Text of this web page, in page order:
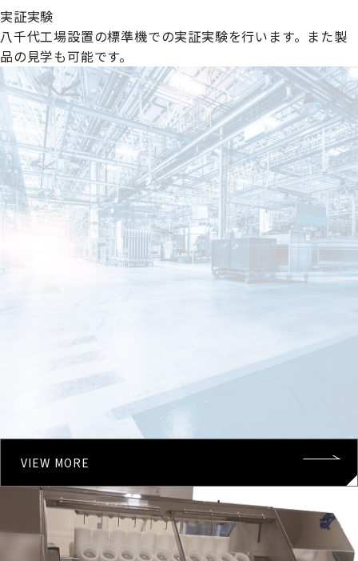
実証実験
八千代工場設置の標準機での実証実験を行います。また製
品の見学も可能です。
VIEW MORE